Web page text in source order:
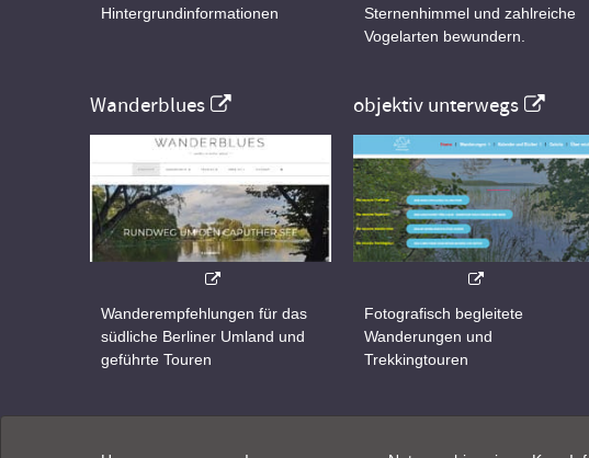
Hintergrundinformationen
Sternenhimmel und zahlreiche
Vogelarten bewundern.
Wanderblues
Wanderempfehlungen für das
südliche Berliner Umland und
geführte Touren
objektiv unterwegs
Fotografisch begleitete
Wanderungen und
Trekkingtouren